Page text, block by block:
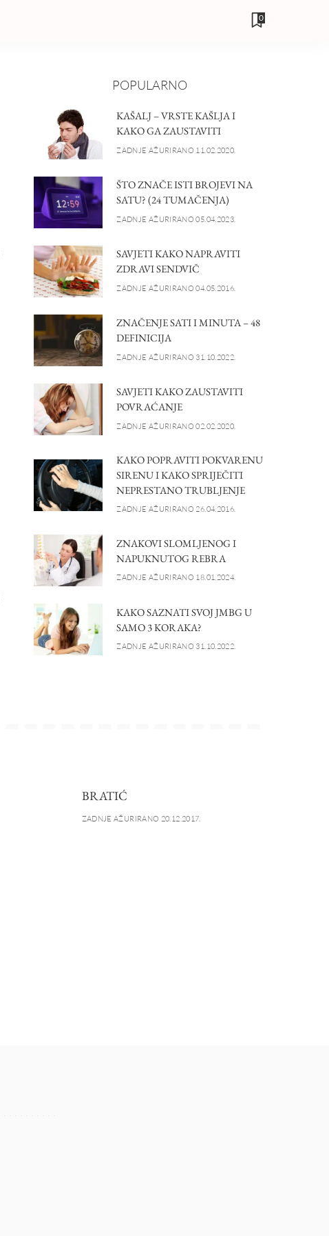
0
POPULARNO
KAŠALJ – VRSTE KAŠLJA I
KAKO GA ZAUSTAVITI
ZADNJE AŽURIRANO 11.02.2020.
ŠTO ZNAČE ISTI BROJEVI NA
SATU? (24 TUMAČENJA)
ZADNJE AŽURIRANO 05.04.2023.
SAVJETI KAKO NAPRAVITI
ZDRAVI SENDVIČ
ZADNJE AŽURIRANO 04.05.2016.
ZNAČENJE SATI I MINUTA – 48
DEFINICIJA
ZADNJE AŽURIRANO 31.10.2022.
SAVJETI KAKO ZAUSTAVITI
POVRAĆANJE
ZADNJE AŽURIRANO 02.02.2020.
KAKO POPRAVITI POKVARENU
SIRENU I KAKO SPRIJEČITI
NEPRESTANO TRUBLJENJE
ZADNJE AŽURIRANO 26.04.2016.
ZNAKOVI SLOMLJENOG I
NAPUKNUTOG REBRA
ZADNJE AŽURIRANO 18.01.2024.
KAKO SAZNATI SVOJ JMBG U
SAMO 3 KORAKA?
ZADNJE AŽURIRANO 31.10.2022.
BRATIĆ
ZADNJE AŽURIRANO 20.12.2017.